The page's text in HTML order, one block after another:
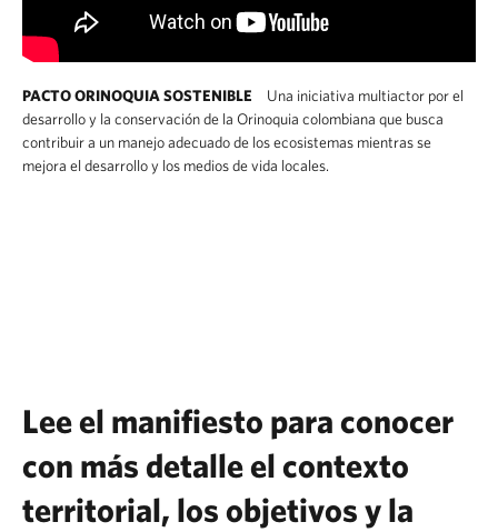
PACTO ORINOQUIA SOSTENIBLE
Una iniciativa multiactor por el
desarrollo y la conservación de la Orinoquia colombiana que busca
contribuir a un manejo adecuado de los ecosistemas mientras se
mejora el desarrollo y los medios de vida locales.
Lee el manifiesto para conocer
con más detalle el contexto
territorial, los objetivos y la